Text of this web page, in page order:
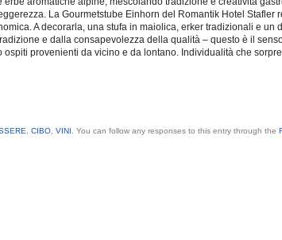
La Gourmetstube Einhorn del Romantik Hotel Stafler
A decorarla, una stufa in maiolica, erker tradizionali e un
e dalla consapevolezza della qualità – questo è il
provenienti da vicino e da lontano. Individualità che
,CIBO,VINI . You can follow any responses to this entry through the